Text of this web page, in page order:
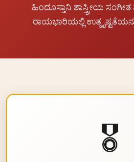
ಹಿಂದೂಸ್ತಾನಿ ಶಾಸ್ತ್ರೀಯ ಸಂಗೀತ
ರಾಯಭಾರಿಯಲ್ಲಿ
🎖️